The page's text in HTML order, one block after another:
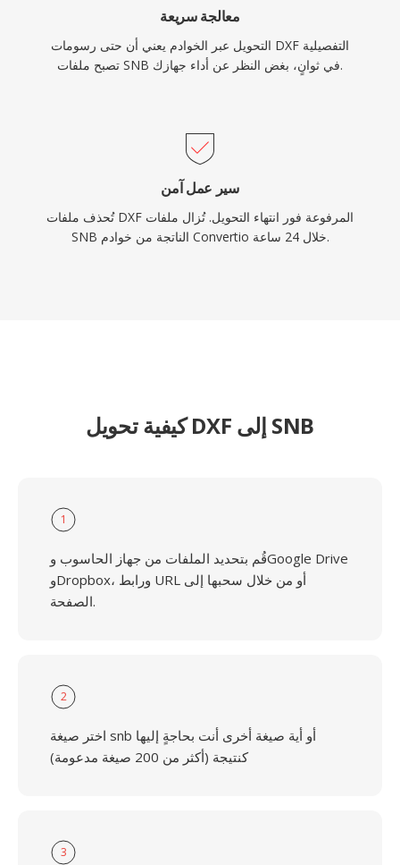
معالجة سريعة
التحويل عبر الخوادم يعني أن حتى رسومات DXF التفصيلية
تصبح ملفات SNB في ثوانٍ، بغض النظر عن أداء جهازك.
سير عمل آمن
تُحذف ملفات DXF المرفوعة فور انتهاء التحويل. تُزال ملفات
SNB الناتجة من خوادم Convertio خلال 24 ساعة.
كيفية تحويل DXF إلى SNB
1
قُم بتحديد الملفات من جهاز الحاسوب وGoogle Drive
وDropbox، ورابط URL أو من خلال سحبها إلى
الصفحة.
2
اختر صيغة snb أو أية صيغة أخرى أنت بحاجةٍ إليها
كنتيجة (أكثر من 200 صيغة مدعومة)
3